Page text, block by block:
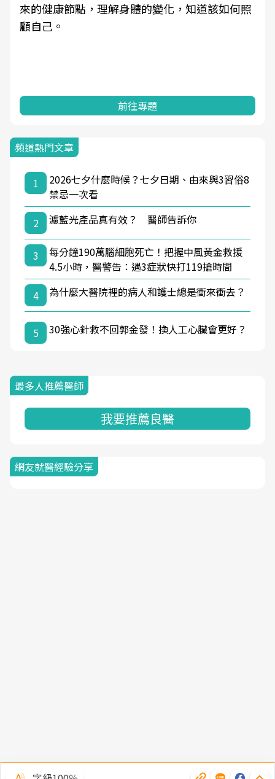
來的健康節點，理解身體的變化，知道該如何照
顧自己。
前往專題
頻道熱門文章
1
2026七夕什麼時候？七夕日期、由來與3習俗8
禁忌一次看
2
濾藍光產品真有效？ 醫師告訴你
3
每分鐘190萬腦細胞死亡！把握中風黃金救援
4.5小時，醫警告：遇3症狀快打119搶時間
4
為什麼大醫院裡的病人和護士總是衝來衝去？
5 30強心針救不回郭金發！換人工心臟會更好？
最多人推薦醫師
我要推薦良醫
網友就醫經驗分享